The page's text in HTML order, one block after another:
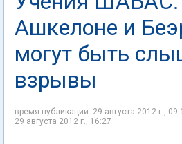
Ашкелоне и
могут быть
взрывы
время публикации: 29 августа 2012 г.,
29 августа 2012 г., 16:27